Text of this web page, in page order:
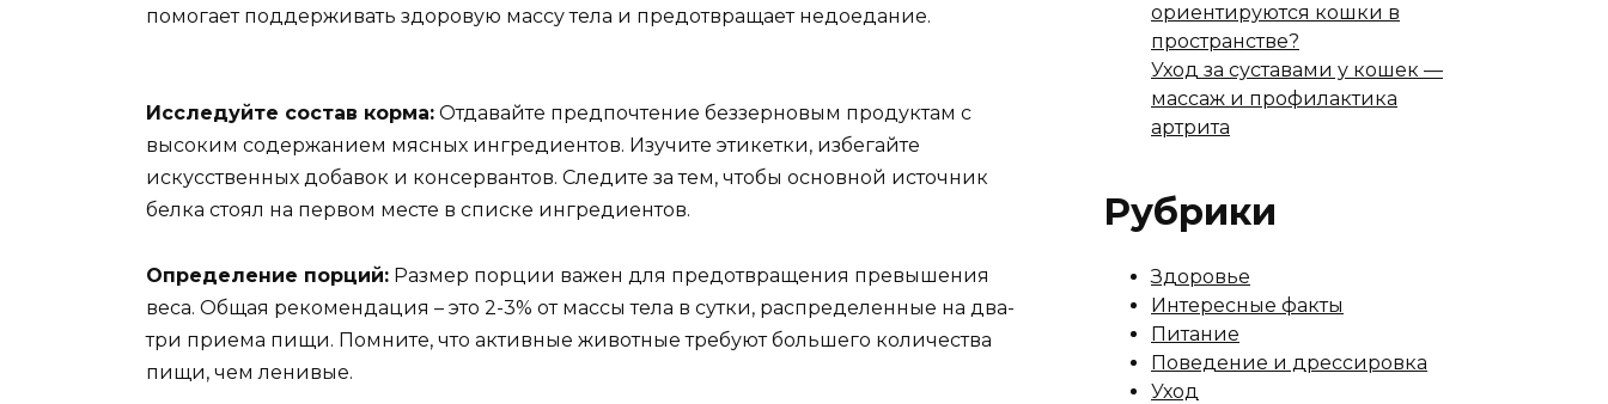
помогает поддерживать здоровую массу тела и предотвращает недоедание.
Исследуйте состав корма: Отдавайте предпочтение беззерновым продуктам с
высоким содержанием мясных ингредиентов. Изучите этикетки, избегайте
искусственных добавок и консервантов. Следите за тем, чтобы основной источник
белка стоял на первом месте в списке ингредиентов.
Определение порций: Размер порции важен для предотвращения превышения
веса. Общая рекомендация – это 2-3% от массы тела в сутки, распределенные на два-
три приема пищи. Помните, что активные животные требуют большего количества
пищи, чем ленивые.
ориентируются кошки в
пространстве?
Уход за суставами у кошек —
массаж и профилактика
артрита
Рубрики
Здоровье
Интересные факты
Питание
Поведение и дрессировка
Уход